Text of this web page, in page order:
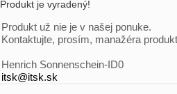
Produkt je vyradený!
Produkt už nie je v našej ponuke.
Kontaktujte, prosím, manažéra
Henrich Sonnenschein-ID0
itsk@itsk.sk